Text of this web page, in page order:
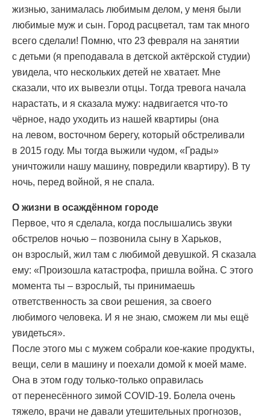
жизнью, занималась любимым делом, у меня были
любимые муж и сын. Город расцветал, там так много
всего сделали! Помню, что 23 февраля на занятии
с детьми (я преподавала в детской актёрской студии)
увидела, что нескольких детей не хватает. Мне
сказали, что их вывезли отцы. Тогда тревога начала
нарастать, и я сказала мужу: надвигается что-то
чёрное, надо уходить из нашей квартиры (она
на левом, восточном берегу, который обстреливали
в 2015 году. Мы тогда выжили чудом, «Грады»
уничтожили нашу машину, повредили квартиру). В ту
ночь, перед войной, я не спала.
О жизни в осаждённом городе
Первое, что я сделала, когда послышались звуки
обстрелов ночью – позвонила сыну в Харьков,
он взрослый, жил там с любимой девушкой. Я сказала
ему: «Произошла катастрофа, пришла война. С этого
момента ты – взрослый, ты принимаешь
ответственность за свои решения, за своего
любимого человека. И я не знаю, сможем ли мы ещё
увидеться».
После этого мы с мужем собрали кое-какие продукты,
вещи, сели в машину и поехали домой к моей маме.
Она в этом году только-только оправилась
от перенесённого зимой COVID-19. Болела очень
тяжело, врачи не давали утешительных прогнозов,